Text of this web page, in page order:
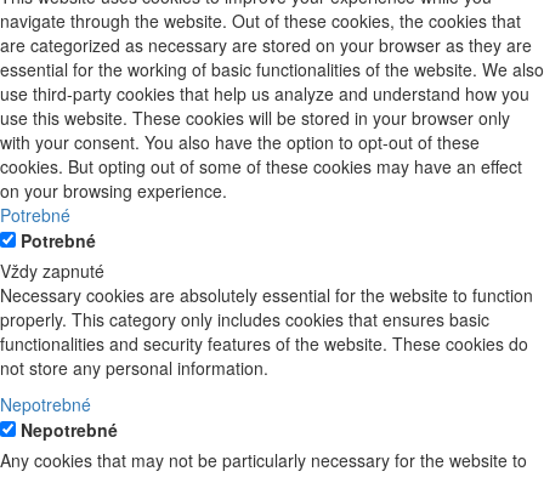
navigate through the website. Out of these cookies, the cookies that
are categorized as necessary are stored on your browser as they are
essential for the working of basic functionalities of the website. We also
use third-party cookies that help us analyze and understand how you
use this website. These cookies will be stored in your browser only
with your consent. You also have the option to opt-out of these
cookies. But opting out of some of these cookies may have an effect
on your browsing experience.
Potrebné
Potrebné
Vždy zapnuté
Necessary cookies are absolutely essential for the website to function
properly. This category only includes cookies that ensures basic
functionalities and security features of the website. These cookies do
not store any personal information.
Nepotrebné
Nepotrebné
Any cookies that may not be particularly necessary for the website to